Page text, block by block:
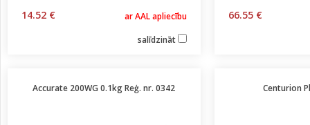
14.52 €
ar AAL apliecību
salīdzināt
66.55 €
Accurate 200WG 0.1kg Reģ. nr. 0342 Centurion